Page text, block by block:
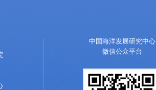
中国海洋发展研究中心
微信公众平台